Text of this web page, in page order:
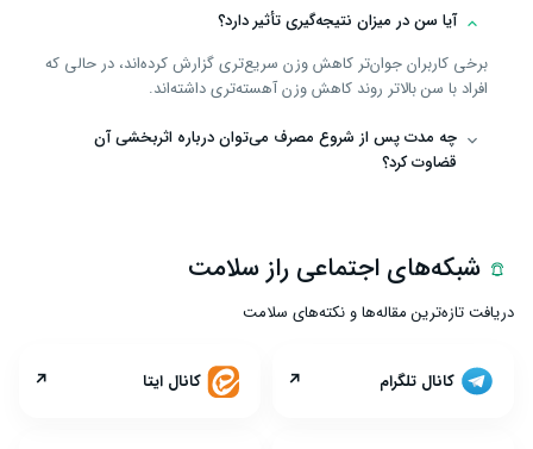
آیا سن در میزان نتیجه‌گیری تأثیر دارد؟
برخی کاربران جوان‌تر کاهش وزن سریع‌تری گزارش کرده‌اند، در حالی که
افراد با سن بالاتر روند کاهش وزن آهسته‌تری داشته‌اند.
چه مدت پس از شروع مصرف می‌توان درباره اثربخشی آن
قضاوت کرد؟
شبکه‌های اجتماعی راز سلامت
دریافت تازه‌ترین مقاله‌ها و نکته‌های سلامت
کانال تلگرام ↗ کانال ایتا ↗